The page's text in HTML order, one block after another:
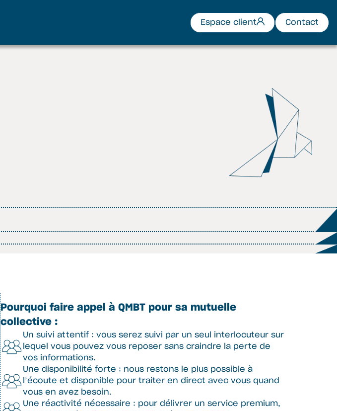
Espace client Contact
Pourquoi faire appel à QMBT pour sa mutuelle
collective :
Un suivi attentif : vous serez suivi par un seul interlocuteur sur
lequel vous pouvez vous reposer sans craindre la perte de
vos informations.
Une disponibilité forte : nous restons le plus possible à
l’écoute et disponible pour traiter en direct avec vous quand
vous en avez besoin.
Une réactivité nécessaire : pour délivrer un service premium,